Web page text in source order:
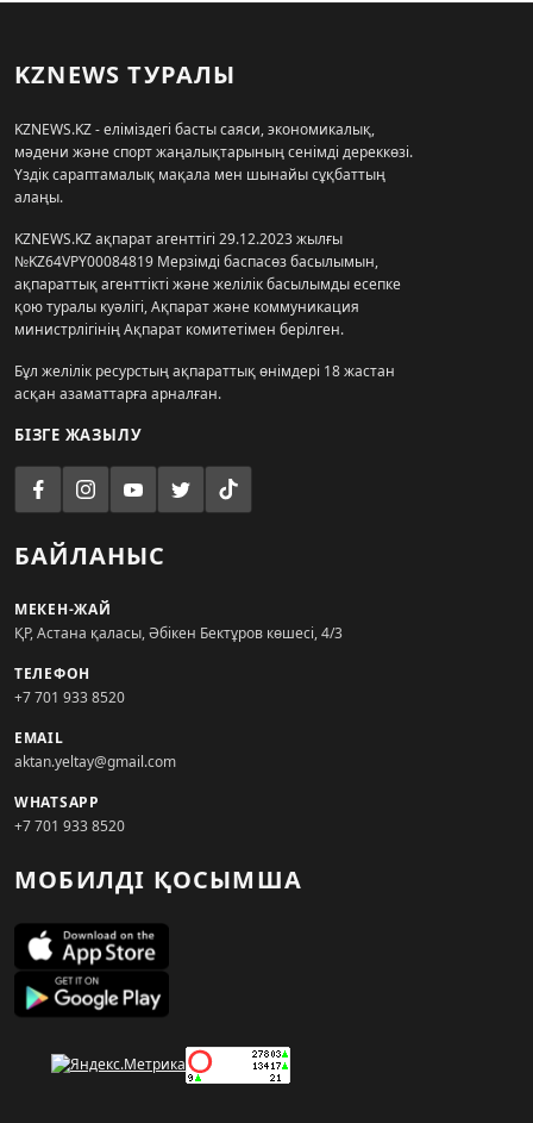
KZNEWS ТУРАЛЫ
KZNEWS.KZ - еліміздегі басты саяси, экономикалық,
мәдени және спорт жаңалықтарының сенімді дереккөзі.
Үздік сараптамалық мақала мен шынайы сұқбаттың
алаңы.
KZNEWS.KZ ақпарат агенттігі 29.12.2023 жылғы
№KZ64VPY00084819 Мерзімді баспасөз басылымын,
ақпараттық агенттікті және желілік басылымды есепке
қою туралы куәлігі, Ақпарат және коммуникация
министрлігінің Ақпарат комитетімен берілген.
Бұл желілік ресурстың ақпараттық өнімдері 18 жастан
асқан азаматтарға арналған.
БІЗГЕ ЖАЗЫЛУ
БАЙЛАНЫС
МЕКЕН-ЖАЙ
ҚР, Астана қаласы, Әбікен Бектұров көшесі, 4/3
ТЕЛЕФОН
+7 701 933 8520
EMAIL
aktan.yeltay@gmail.com
WHATSAPP
+7 701 933 8520
МОБИЛДІ ҚОСЫМША